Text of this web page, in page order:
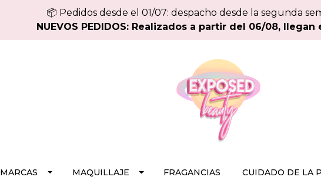
📦 Pedidos desde el 01/07: despacho desde la segunda
NUEVOS PEDIDOS: Realizados a partir del 06/08,
MARCAS MAQUILLAJE FRAGANCIAS CUIDADO DE LA